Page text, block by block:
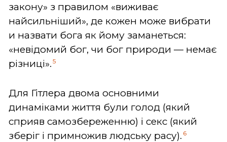
закону» з правилом «виживає
найсильніший», де кожен може вибрати
и назвати бога як йому заманеться:
«невідомий бог, чи бог природи — немає
різниці». 5
Для Гітлера двома основними
динаміками життя були голод (який
сприяв самозбереженню) і секс (який
зберіг і примножив людську расу). 6